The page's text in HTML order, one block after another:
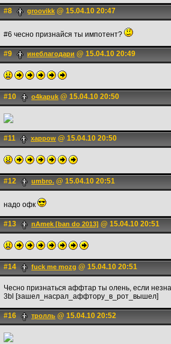
#8 groovikk @ 15.04.10 20:47
#6 чесно признайся ты импотент?
#9 инеблагодари @ 15.04.10 20:49
#10 o4kapuk @ 15.04.10 20:50
#11 xappow @ 15.04.10 20:50
#12 umbro. @ 15.04.10 20:51
надо офк
#13 nAmek [ban do 2013] @ 15.04.10 20:51
#14 fuck me mozg @ 15.04.10 20:51
Чесно признаться аффтар ты олень, если
3bl [зашел_насрал_аффтору_в_рот_вышел]
#16 тролль @ 15.04.10 20:52